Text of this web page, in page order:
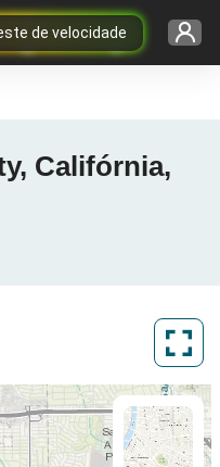
de velocidade
Califórnia,